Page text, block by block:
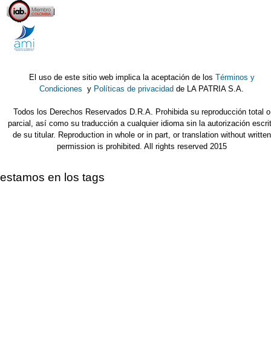
El uso de este sitio web implica la aceptación de los Términos y
Condiciones y Políticas de privacidad de LA PATRIA S.A.
Todos los Derechos Reservados D.R.A. Prohibida su reproducción total o
parcial, así como su traducción a cualquier idioma sin la autorización
de su titular. Reproduction in whole or in part, or translation without written
permission is prohibited. All rights reserved 2015
estamos en los tags